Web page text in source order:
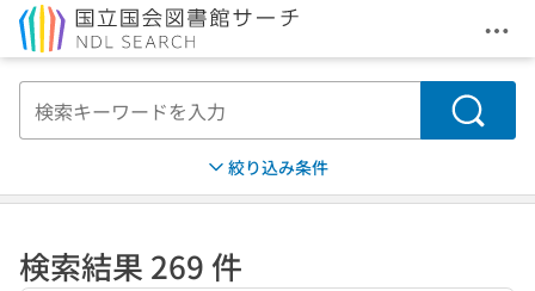
メ
検索
絞り込み条件
検索結果 269 件